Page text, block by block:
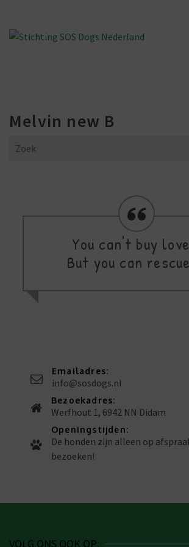
Melvin new B
Search
You can't buy
But you can
Emailadres:
info@sosdogs.nl
Bezoekadres:
Werfhout 1, 6942 NN Didam
Openingstijden:
De honden zijn alleen op
bezoeken!
VOLG ONS OOK OP: